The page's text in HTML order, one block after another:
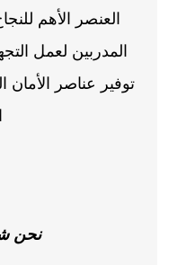
العنصر الأهم
المدربين لعمل
توفير عناصر الأمان
نحن